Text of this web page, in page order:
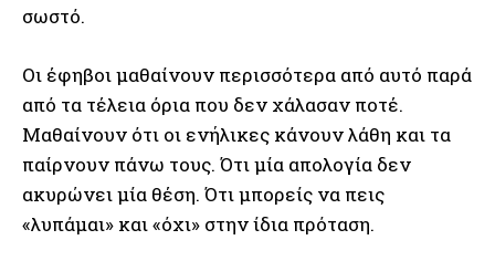
σωστό.
Οι έφηβοι μαθαίνουν περισσότερα από αυτό παρά
από τα τέλεια όρια που δεν χάλασαν ποτέ.
Μαθαίνουν ότι οι ενήλικες κάνουν λάθη και τα
παίρνουν πάνω τους. Ότι μία απολογία δεν
ακυρώνει μία θέση. Ότι μπορείς να πεις
«λυπάμαι» και «όχι» στην ίδια πρόταση.